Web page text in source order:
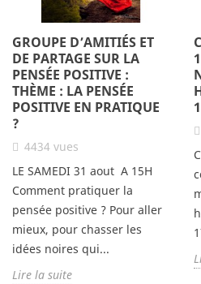
GROUPE D’AMITIÉS ET
DE PARTAGE SUR LA
PENSÉE POSITIVE :
THÈME : LA PENSÉE
POSITIVE EN PRATIQUE
?
4434 vues
LE SAMEDI 31 aout A 15H
Comment pratiquer la
pensée positive ? Pour aller
mieux, pour chasser les
idées noires qui...
Lire la suite